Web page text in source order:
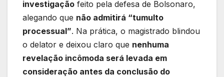
investigação feito pela defesa de Bolsonaro,
alegando que não admitirá “tumulto
processual”. Na prática, o magistrado blindou
o delator e deixou claro que nenhuma
revelação incômoda será levada em
consideração antes da conclusão do